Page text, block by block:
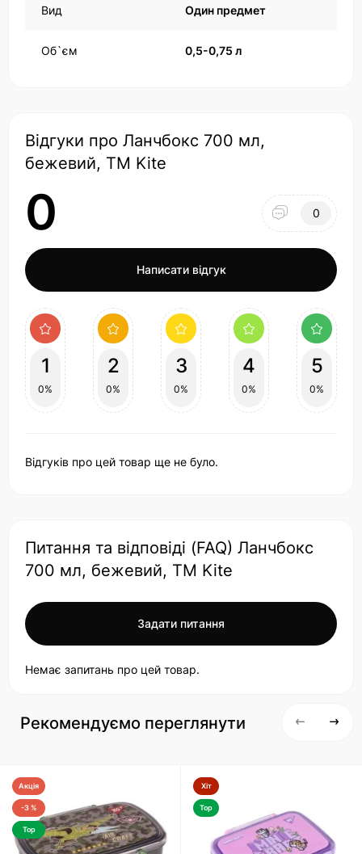
Вид Один предмет
Об`єм 0,5-0,75 л
Відгуки про Ланчбокс 700 мл,
бежевий, ТМ Kite
0 0
Написати відгук
1
0%
2
0%
3
0%
4
0%
5
0%
Відгуків про цей товар ще не було.
Питання та відповіді (FAQ) Ланчбокс
700 мл, бежевий, ТМ Kite
Задати питання
Немає запитань про цей товар.
Рекомендуємо переглянути
Акція
-3 %
Top
Хіт
Top